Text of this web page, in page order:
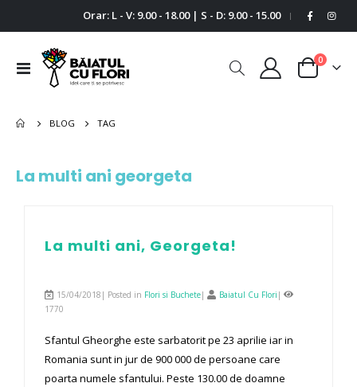
Orar: L - V: 9.00 - 18.00 | S - D: 9.00 - 15.00 |
Comutare
Cart
0
BLOG TAG
La multi ani georgeta
La multi ani, Georgeta!
15/04/2018| Posted in Flori si Buchete| Baiatul Cu Flori |
1770
Sfantul Gheorghe este sarbatorit pe 23 aprilie iar in
Romania sunt in jur de 900 000 de persoane care
poarta numele sfantului. Peste 130.00 de doamne